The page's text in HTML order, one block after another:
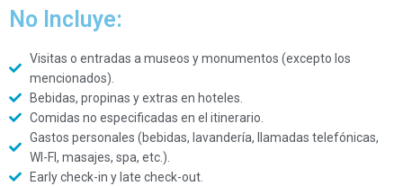
No Incluye:
Visitas o entradas a museos y monumentos (excepto los
mencionados).
Bebidas, propinas y extras en hoteles.
Comidas no especificadas en el itinerario.
Gastos personales (bebidas, lavandería, llamadas telefónicas,
WI-FI, masajes, spa, etc.).
Early check-in y late check-out.